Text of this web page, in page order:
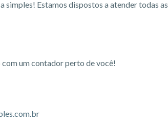
simples! Estamos dispostos a atender todas as
com um contador perto de você!